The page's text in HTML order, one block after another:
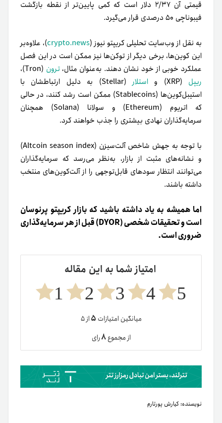
قیمتی آن ۲/۳۷ دلار است که کمی پایین‌تر از نقطه بازگشت
فیبوناچی ۵۰ درصدی قرار می‌گیرد.
به نقل از وب‌سایت تحلیلی کریپتو نیوز (crypto.news)، علاوه‌بر
این کوین‌ها، برخی دیگر از توکن‌ها نیز ممکن است در این فصل
عملکرد خوبی از خود نشان دهند. به‌عنوان مثال،ترون (Tron)،
ریپل (XRP) و استلار
(Stellar) به دلیل ارتباطشان با
استیبل‌کوین‌ها (Stablecoins) ممکن است رشد کنند، در حالی
که اتریوم (Ethereum) و سولانا (Solana) همچنان
سرمایه‌گذاران نهادی بیشتری را جذب خواهند کرد.
با توجه به جهش شاخص آلت‌سیزن (Altcoin season index)
و نشانه‌های مثبت از بازار، به‌نظر می‌رسد که سرمایه‌گذاران
می‌توانند انتظار سودهای قابل‌توجهی را از آلت‌کوین‌های منتخب
داشته باشند.
اما همیشه به یاد داشته باشید که بازار کریپتو پرنوسان
است و تحقیقات شخصی (DYOR) قبل از هر سرمایه‌گذاری
ضروری است.
امتیاز شما به این مقاله
5
4
3
2
1
میانگین امتیازات ۵از ۵
از مجموع۸رای
نویسنده: کیارش پورتارم